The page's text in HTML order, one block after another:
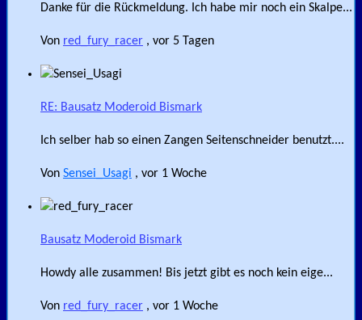
Danke für die Rückmeldung. Ich habe mir noch ein Skalpe...
Von red_fury_racer , vor 5 Tagen
RE: Bausatz Moderoid Bismark
Ich selber hab so einen Zangen Seitenschneider benutzt....
Von Sensei_Usagi , vor 1 Woche
Bausatz Moderoid Bismark
Howdy alle zusammen! Bis jetzt gibt es noch kein eige...
Von red_fury_racer , vor 1 Woche